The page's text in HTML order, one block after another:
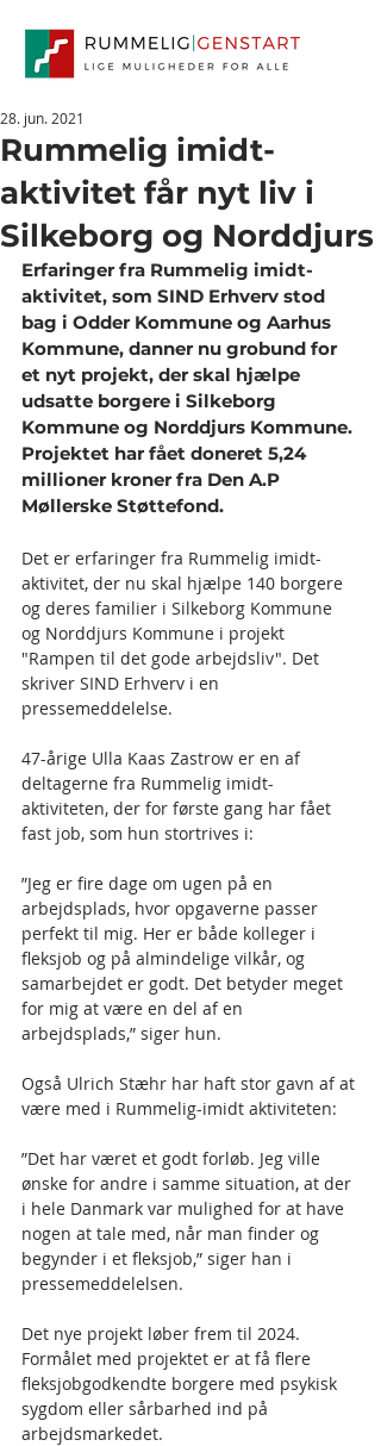
Rummelig imidt-
aktivitet får nyt liv i
Silkeborg og Norddjurs
28. jun. 2021
Erfaringer fra Rummelig imidt-
aktivitet, som SIND Erhverv stod
bag i Odder Kommune og Aarhus
Kommune, danner nu grobund for
et nyt projekt, der skal hjælpe
udsatte borgere i Silkeborg
Kommune og Norddjurs Kommune.
Projektet har fået doneret 5,24
millioner kroner fra Den A.P
Møllerske Støttefond.
Det er erfaringer fra Rummelig imidt-
aktivitet, der nu skal hjælpe 140 borgere
og deres familier i Silkeborg Kommune
og Norddjurs Kommune i projekt
"Rampen til det gode arbejdsliv". Det
skriver SIND Erhverv i en
pressemeddelelse.
47-årige Ulla Kaas Zastrow er en af
deltagerne fra Rummelig imidt-
aktiviteten, der for første gang har fået
fast job, som hun stortrives i:
”Jeg er fire dage om ugen på en
arbejdsplads, hvor opgaverne passer
perfekt til mig. Her er både kolleger i
fleksjob og på almindelige vilkår, og
samarbejdet er godt. Det betyder meget
for mig at være en del af en
Også Ulrich Stæhr har haft stor gavn af at
være med i Rummelig-imidt aktiviteten:
”Det har været et godt forløb. Jeg ville
ønske for andre i samme situation, at der
i hele Danmark var mulighed for at have
nogen at tale med, når man finder og
begynder i et fleksjob,” siger han i
pressemeddelelsen.
Det nye projekt løber frem til 2024.
Formålet med projektet er at få flere
fleksjobgodkendte borgere med psykisk
sygdom eller sårbarhed ind på
arbejdsmarkedet.